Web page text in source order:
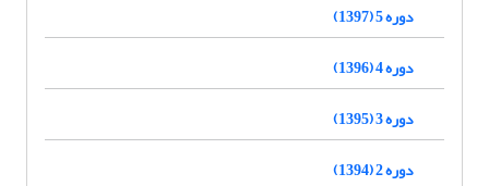
دوره 5 (1397)
دوره 4 (1396)
دوره 3 (1395)
دوره 2 (1394)